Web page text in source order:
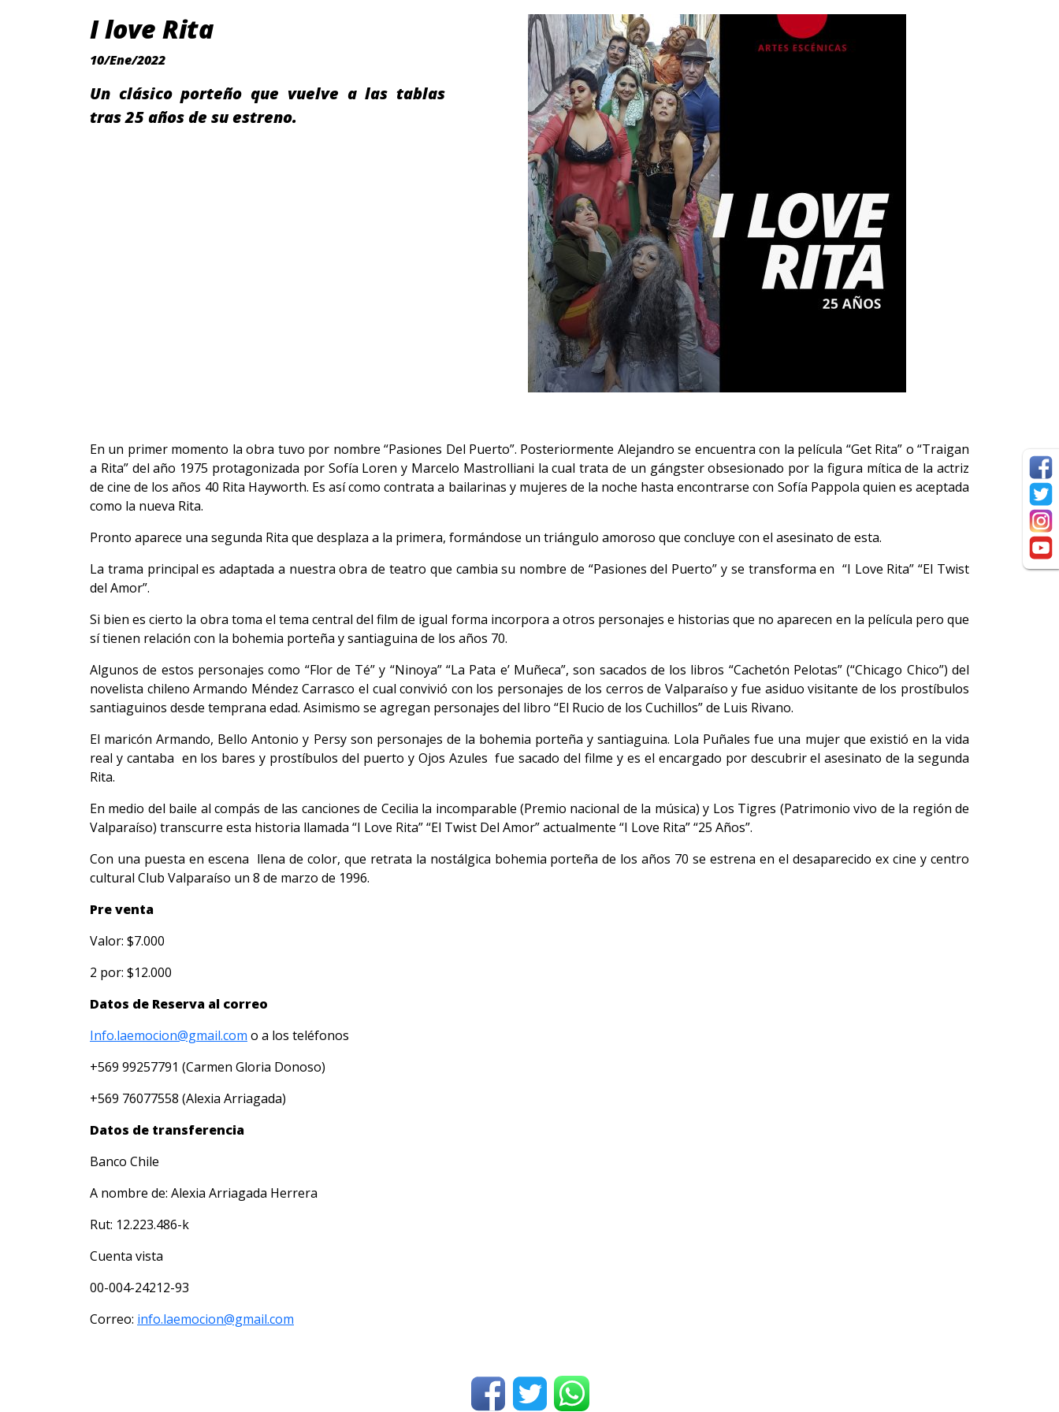
I love Rita
10/Ene/2022
Un clásico porteño que vuelve a las tablas
tras 25 años de su estreno.
En un primer momento la obra tuvo por nombre “Pasiones Del Puerto”. Posteriormente Alejandro se encuentra con la película “Get Rita” o “Traigan
a Rita” del año 1975 protagonizada por Sofía Loren y Marcelo Mastrolliani la cual trata de un gángster obsesionado por la figura mítica de la actriz
de cine de los años 40 Rita Hayworth. Es así como contrata a bailarinas y mujeres de la noche hasta encontrarse con Sofía Pappola quien es aceptada
como la nueva Rita.
Pronto aparece una segunda Rita que desplaza a la primera, formándose un triángulo amoroso que concluye con el asesinato de esta.
La trama principal es adaptada a nuestra obra de teatro que cambia su nombre de “Pasiones del Puerto” y se transforma en “I Love Rita” “El Twist
del Amor”.
Si bien es cierto la obra toma el tema central del film de igual forma incorpora a otros personajes e historias que no aparecen en la película pero que
sí tienen relación con la bohemia porteña y santiaguina de los años 70.
Algunos de estos personajes como “Flor de Té” y “Ninoya” “La Pata e’ Muñeca”, son sacados de los libros “Cachetón Pelotas” (“Chicago Chico”) del
novelista chileno Armando Méndez Carrasco el cual convivió con los personajes de los cerros de Valparaíso y fue asiduo visitante de los prostíbulos
santiaguinos desde temprana edad. Asimismo se agregan personajes del libro “El Rucio de los Cuchillos” de Luis Rivano.
El maricón Armando, Bello Antonio y Persy son personajes de la bohemia porteña y santiaguina. Lola Puñales fue una mujer que existió en la vida
real y cantaba en los bares y prostíbulos del puerto y Ojos Azules fue sacado del filme y es el encargado por descubrir el asesinato de la segunda
Rita.
En medio del baile al compás de las canciones de Cecilia la incomparable (Premio nacional de la música) y Los Tigres (Patrimonio vivo de la región de
Valparaíso) transcurre esta historia llamada “I Love Rita” “El Twist Del Amor” actualmente “I Love Rita” “25 Años”.
Con una puesta en escena llena de color, que retrata la nostálgica bohemia porteña de los años 70 se estrena en el desaparecido ex cine y centro
cultural Club Valparaíso un 8 de marzo de 1996.
Pre venta
Valor: $7.000
2 por: $12.000
Datos de Reserva al correo
Info.laemocion@gmail.com o a los teléfonos
+569 99257791 (Carmen Gloria Donoso)
+569 76077558 (Alexia Arriagada)
Datos de transferencia
Banco Chile
A nombre de: Alexia Arriagada Herrera
Rut: 12.223.486-k
Cuenta vista
00-004-24212-93
Correo: info.laemocion@gmail.com